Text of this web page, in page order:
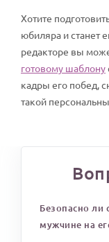
Хотите
юбиляра и станет
редакторе вы
готовому шаблону
кадры его побед,
такой
Безопасно ли
мужчине на